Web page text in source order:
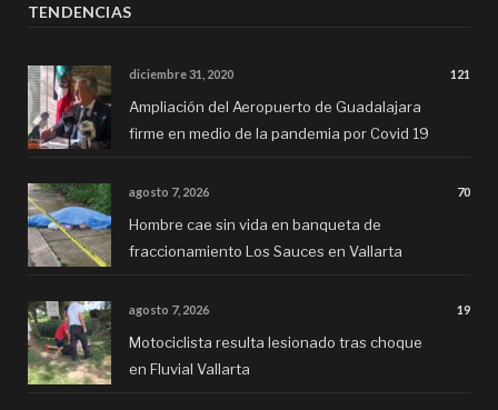
TENDENCIAS
diciembre 31, 2020 121
Ampliación del Aeropuerto de Guadalajara
firme en medio de la pandemia por Covid 19
agosto 7, 2026 70
Hombre cae sin vida en banqueta de
fraccionamiento Los Sauces en Vallarta
agosto 7, 2026 19
Motociclista resulta lesionado tras choque
en Fluvial Vallarta